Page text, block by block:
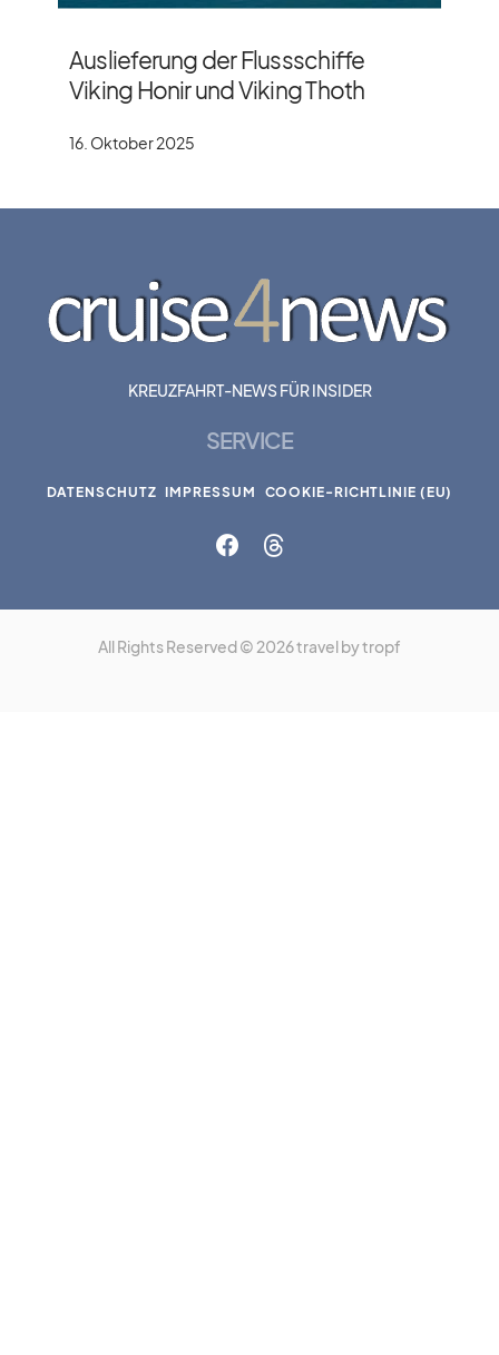
Auslieferung der Flussschiffe
Viking Honir und Viking Thoth
16. Oktober 2025
KREUZFAHRT-NEWS FÜR INSIDER
SERVICE
DATENSCHUTZ IMPRESSUM COOKIE-RICHTLINIE (EU)
All Rights Reserved © 2026 travel by tropf